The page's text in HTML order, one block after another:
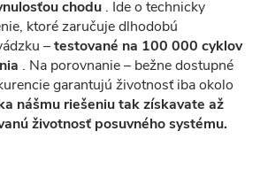
chodu . Ide o technicky
ktoré zaručuje dlhodobú
–testované na 100 000 cyklov
. Na porovnanie – bežne dostupné
garantujú životnosť iba okolo
nášmu riešeniu tak získavate až
životnosť posuvného systému.